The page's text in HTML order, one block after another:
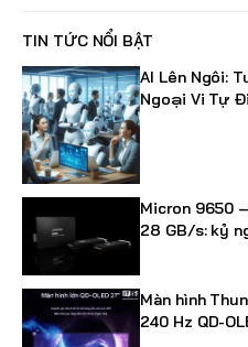
TIN TỨC NỔI BẬT
AI Lên Ngôi:
Ngoại Vi Tự
Micron 9650
28 GB/s: kỷ
Màn hình
240 Hz QD-